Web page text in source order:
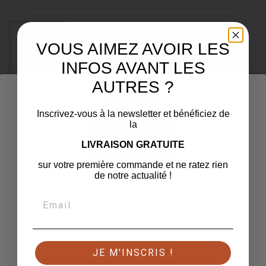
J'ai au moins 18 ans
VOUS AIMEZ AVOIR LES
INFOS AVANT LES
AUTRES ?
Inscrivez-vous à la newsletter et bénéficiez de
la
LIVRAISON GRATUITE
sur votre première commande et ne ratez rien
de notre actualité !
JE M'INSCRIS !